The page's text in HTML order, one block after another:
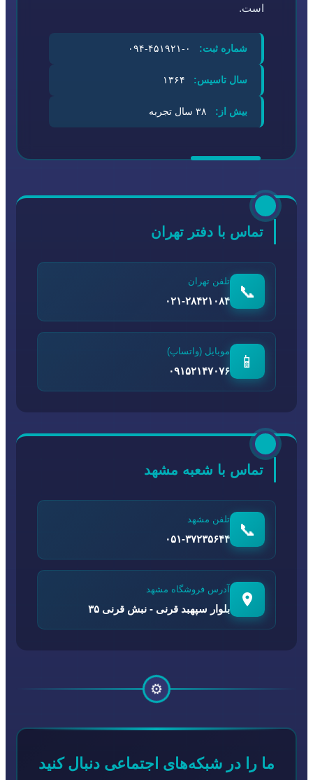
است.
شماره ثبت:
سال تاسیس:
بیش از:
تماس با دفتر تهران
📞
تلفن تهران
۰۲۱-۲۸۴۲۱۰۸۴
📱
موبایل (واتساپ)
۰۹۱۵۲۱۴۷۰۷۶
تماس با شعبه مشهد
📞
تلفن مشهد
۰۵۱-۳۷۲۳۵۶۴۴
آدرس فروشگاه مشهد
بلوار سپهبد قرنی - نبش قرنی ۳۵
⚙️
ما را در شبکه‌های اجتماعی دنبال کنید